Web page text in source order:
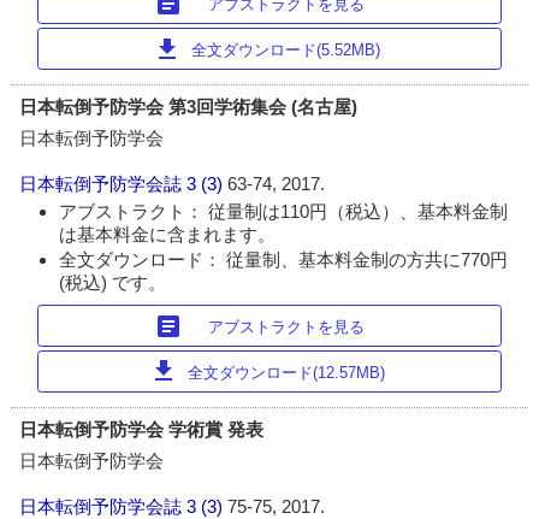
アブストラクトを見る
download 全文ダウンロード(5.52MB)
日本転倒予防学会 第3回学術集会 (名古屋)
日本転倒予防学会
日本転倒予防学会誌 3 (3)63-74, 2017.
アブストラクト： 従量制は110円（税込）、基本料金制
は基本料金に含まれます。
全文ダウンロード： 従量制、基本料金制の方共に770円
(税込) です。
article アブストラクトを見る
download 全文ダウンロード(12.57MB)
日本転倒予防学会 学術賞 発表
日本転倒予防学会
日本転倒予防学会誌 3 (3)75-75, 2017.